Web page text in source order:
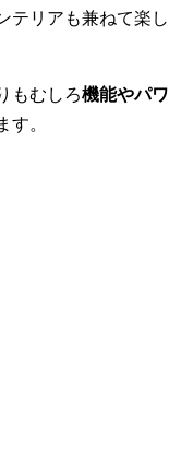
テリアも兼ねて楽し
もむしろ機能やパワ
す。